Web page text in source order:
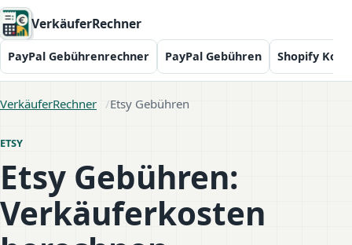
VerkäuferRechner
PayPal Gebührenrechner PayPal Gebühren Shopify
VerkäuferRechner Etsy Gebühren
ETSY
Etsy Gebühren:
Verkäuferkosten